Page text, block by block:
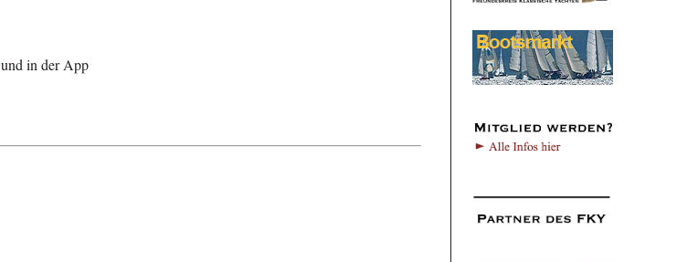
und in der App